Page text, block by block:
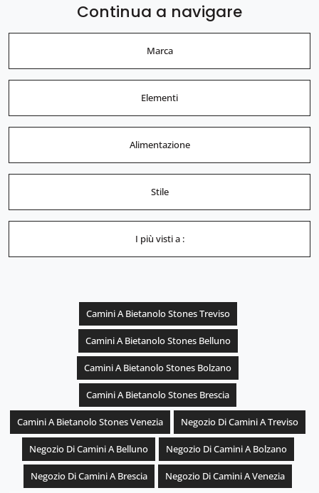
Continua a navigare
Marca
Elementi
Alimentazione
Stile
I più visti a :
Camini A Bietanolo Stones Treviso
Camini A Bietanolo Stones Belluno
Camini A Bietanolo Stones Bolzano
Camini A Bietanolo Stones Brescia
Camini A Bietanolo Stones Venezia Negozio Di Camini A Treviso
Negozio Di Camini A Belluno Negozio Di Camini A Bolzano
Negozio Di Camini A Brescia Negozio Di Camini A Venezia